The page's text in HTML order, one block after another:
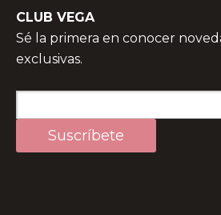
CLUB VEGA
Sé la primera en conocer
exclusivas.